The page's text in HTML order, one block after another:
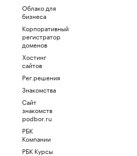
Облако для
бизнеса
Корпоративный
регистратор
доменов
Хостинг
сайтов
Рег.решения
Знакомства
Сайт
знакомств
podbor.ru
РБК
Компании
РБК Курсы